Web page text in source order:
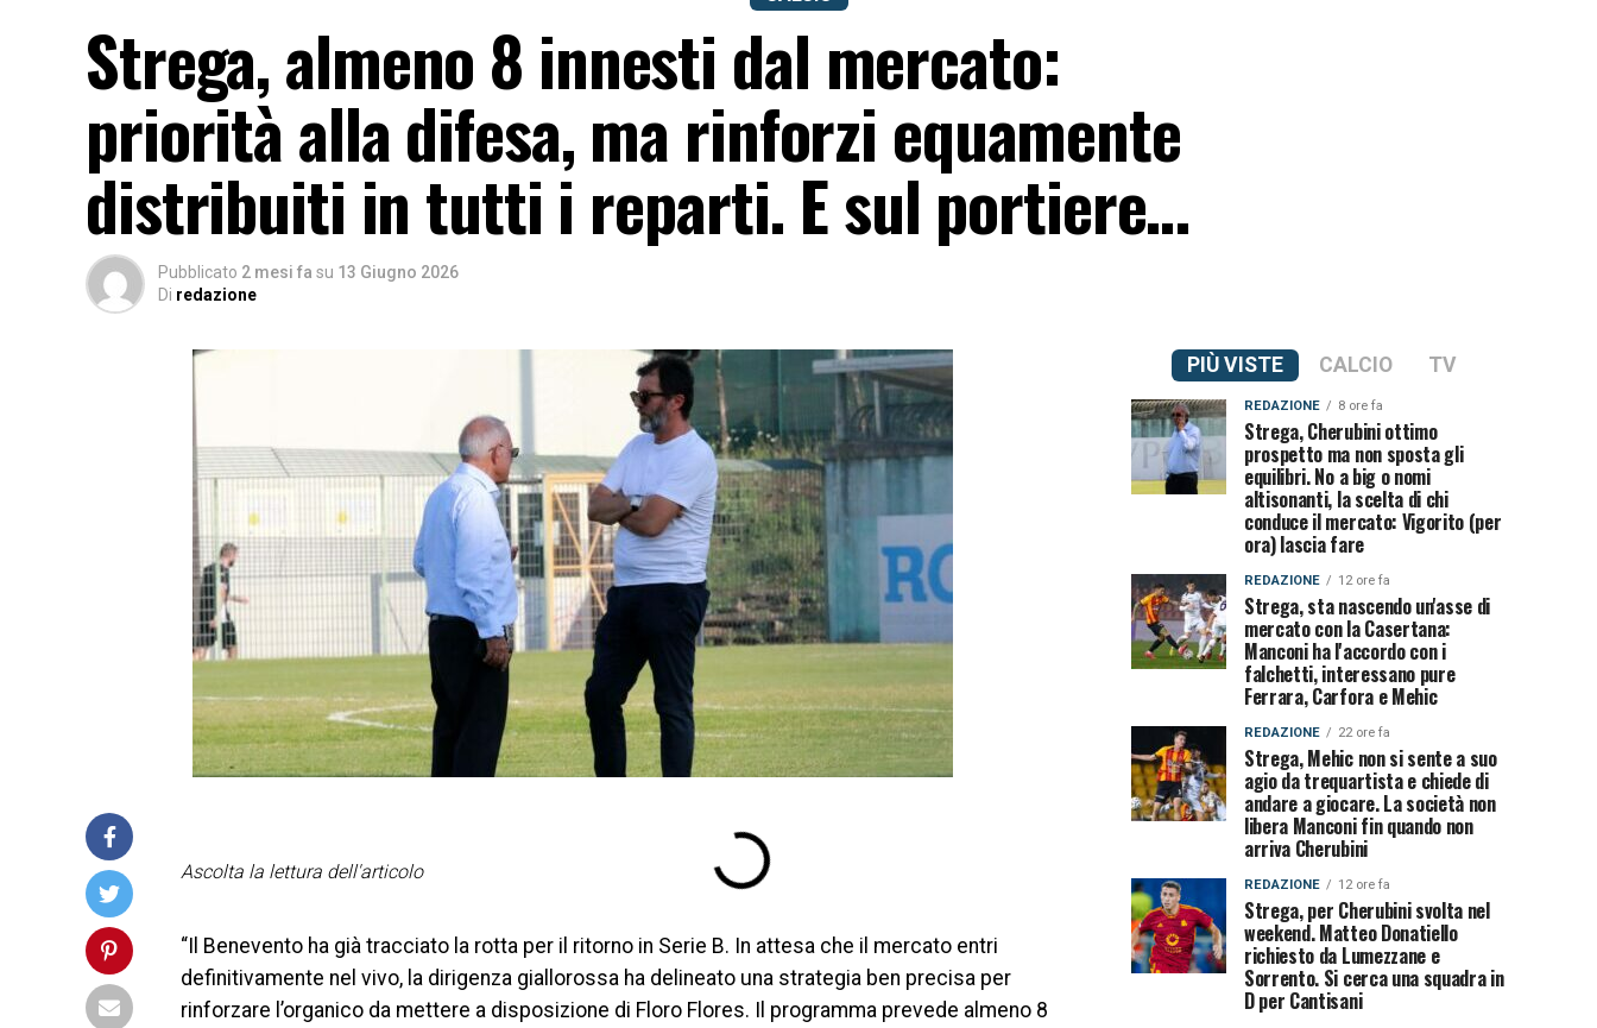
Strega, almeno 8 innesti dal mercato:
priorità alla difesa, ma rinforzi equamente
distribuiti in tutti i reparti. E sul portiere…
Pubblicato 2 mesi fa su 13 Giugno 2026
Di redazione
Ascolta la lettura dell'articolo
“Il Benevento ha già tracciato la rotta per il ritorno in Serie B. In attesa che il mercato entri
definitivamente nel vivo, la dirigenza giallorossa ha delineato una strategia ben precisa per
rinforzare l’organico da mettere a disposizione di Floro Flores. Il programma prevede almeno 8
PIÙ VISTE CALCIO TV
REDAZIONE 8 ore fa
Strega, Cherubini ottimo
prospetto ma non sposta gli
equilibri. No a big o nomi
altisonanti, la scelta di chi
conduce il mercato: Vigorito (per
ora) lascia fare
REDAZIONE 12 ore fa
Strega, sta nascendo un'asse di
mercato con la Casertana:
Manconi ha l'accordo con i
falchetti, interessano pure
Ferrara, Carfora e Mehic
REDAZIONE 22 ore fa
Strega, Mehic non si sente a suo
agio da trequartista e chiede di
andare a giocare. La società non
libera Manconi fin quando non
arriva Cherubini
REDAZIONE 12 ore fa
Strega, per Cherubini svolta nel
weekend. Matteo Donatiello
richiesto da Lumezzane e
Sorrento. Si cerca una squadra in
D per Cantisani